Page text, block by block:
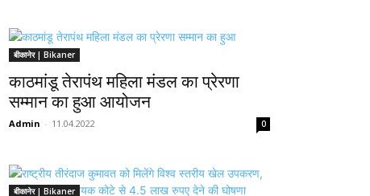
बीकानेर | Bikaner
काठमांडू तेरापंथ महिला मंडल का प्रेरणा
सम्मान का हुआ आयोजन
Admin - 11.04.2022 0
बीकानेर | Bikaner